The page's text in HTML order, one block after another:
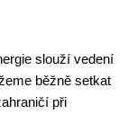
slouží vedení
běžně setkat
při